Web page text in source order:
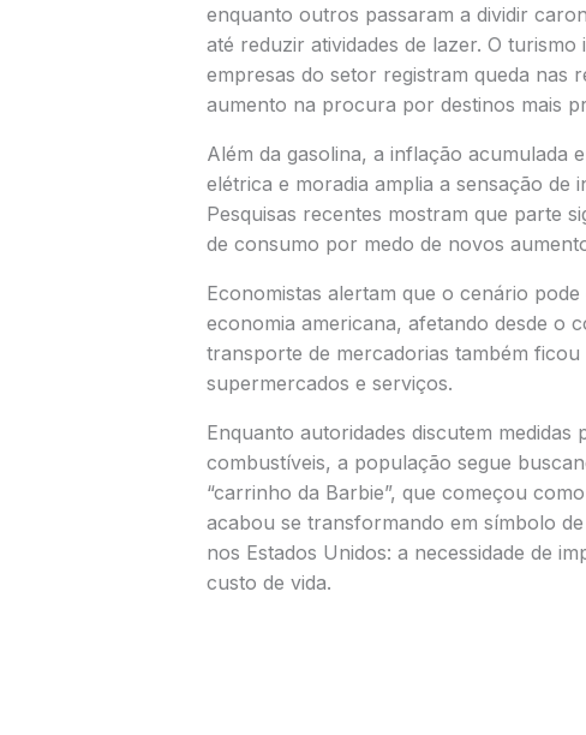
enquanto outros passaram a dividir
até reduzir atividades de lazer. O
empresas do setor registram queda nas
aumento na procura por destinos mais
Além da gasolina, a inflação acumulada
elétrica e moradia amplia a sensação de
Pesquisas recentes mostram que parte
de consumo por medo de novos
Economistas alertam que o cenário
economia americana, afetando desde o
transporte de mercadorias também
supermercados e serviços.
Enquanto autoridades discutem medidas
combustíveis, a população segue
“carrinho da Barbie”, que começou
acabou se transformando em símbolo
nos Estados Unidos: a necessidade de
custo de vida.